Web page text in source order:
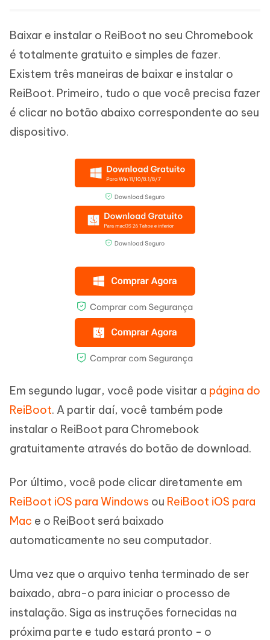
Baixar e instalar o ReiBoot no seu Chromebook
é totalmente gratuito e simples de fazer.
Existem três maneiras de baixar e instalar o
ReiBoot. Primeiro, tudo o que você precisa fazer
é clicar no botão abaixo correspondente ao seu
dispositivo.
Em segundo lugar, você pode visitar a página do
ReiBoot. A partir daí, você também pode
instalar o ReiBoot para Chromebook
gratuitamente através do botão de download.
Por último, você pode clicar diretamente em
ReiBoot iOS para Windows ou ReiBoot iOS para
Mac e o ReiBoot será baixado
automaticamente no seu computador.
Uma vez que o arquivo tenha terminado de ser
baixado, abra-o para iniciar o processo de
instalação. Siga as instruções fornecidas na
próxima parte e tudo estará pronto - o